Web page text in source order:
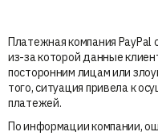
Платежная компания PayPal
из-за которой данные
посторонним лицам или
того, ситуация привела к
платежей.
По информации компании,